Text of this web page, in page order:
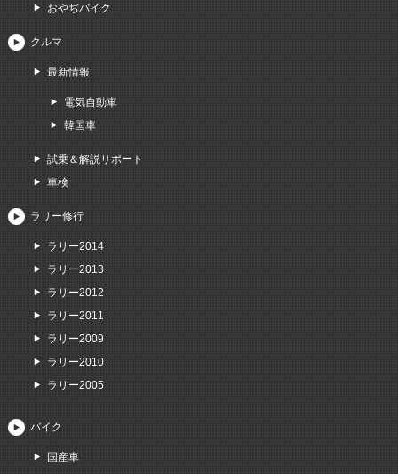
おやぢバイク
クルマ
最新情報
電気自動車
韓国車
試乗＆解説リポート
車検
ラリー修行
ラリー2014
ラリー2013
ラリー2012
ラリー2011
ラリー2009
ラリー2010
ラリー2005
バイク
国産車